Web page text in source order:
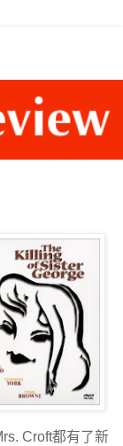
Croft都有了新